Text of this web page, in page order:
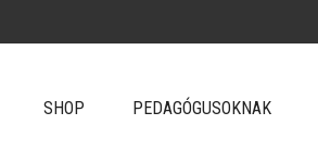
SHOP PEDAGÓGUSOKNAK